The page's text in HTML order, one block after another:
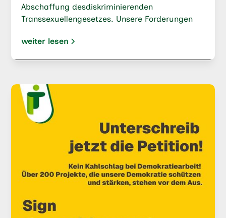
Abschaffung desdiskriminierenden
Transsexuellengesetzes. Unsere Forderungen
weiter lesen